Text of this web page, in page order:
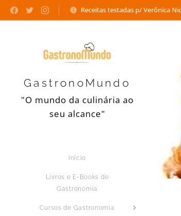
Receitas testadas p/ Verônica
GastronoMundo
"O mundo da culinária ao
seu alcance"
Início
Livros e E-Books de
Gastronomia
Cursos de Gastronomia